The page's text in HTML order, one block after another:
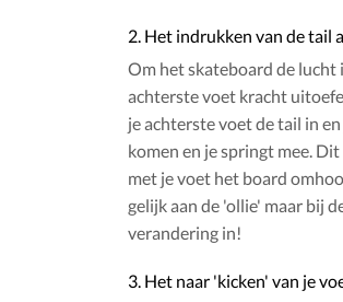
2. Het indrukken van de tail
Om het skateboard de lucht
achterste voet kracht
je achterste voet de tail in
komen en je springt mee.
met je voet het board
gelijk aan de 'ollie' maar bij
verandering in!
3. Het naar 'kicken' van je